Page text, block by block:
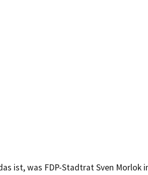
ist, was FDP-Stadtrat Sven Morlok